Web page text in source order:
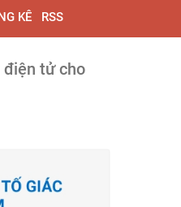
KÊ RSS
điện tử cho